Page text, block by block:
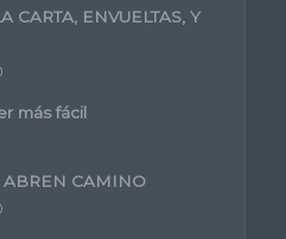
CARTA, ENVUELTAS, Y
más fácil
ABREN CAMINO